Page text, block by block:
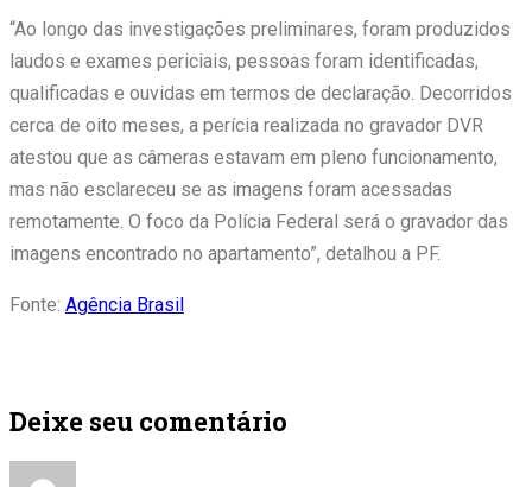
“Ao longo das investigações preliminares, foram produzidos
laudos e exames periciais, pessoas foram identificadas,
qualificadas e ouvidas em termos de declaração. Decorridos
cerca de oito meses, a perícia realizada no gravador DVR
atestou que as câmeras estavam em pleno funcionamento,
mas não esclareceu se as imagens foram acessadas
remotamente. O foco da Polícia Federal será o gravador das
imagens encontrado no apartamento”, detalhou a PF.
Fonte: Agência Brasil
Deixe seu comentário